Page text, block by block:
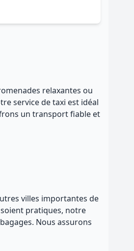
relaxantes ou
service de taxi est idéal
un transport fiable et
villes importantes de
pratiques, notre
Nous assurons